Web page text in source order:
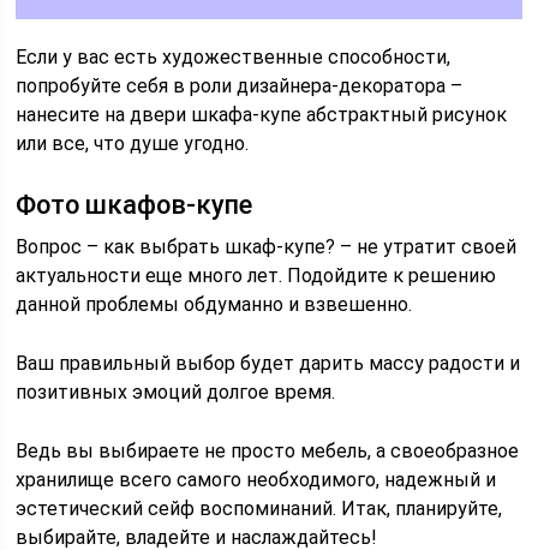
Если у вас есть художественные способности,
попробуйте себя в роли дизайнера-декоратора –
нанесите на двери шкафа-купе абстрактный рисунок
или все, что душе угодно.
Фото шкафов-купе
Вопрос – как выбрать шкаф-купе? – не утратит своей
актуальности еще много лет. Подойдите к решению
данной проблемы обдуманно и взвешенно.
Ваш правильный выбор будет дарить массу радости и
позитивных эмоций долгое время.
Ведь вы выбираете не просто мебель, а своеобразное
хранилище всего самого необходимого, надежный и
эстетический сейф воспоминаний. Итак, планируйте,
выбирайте, владейте и наслаждайтесь!